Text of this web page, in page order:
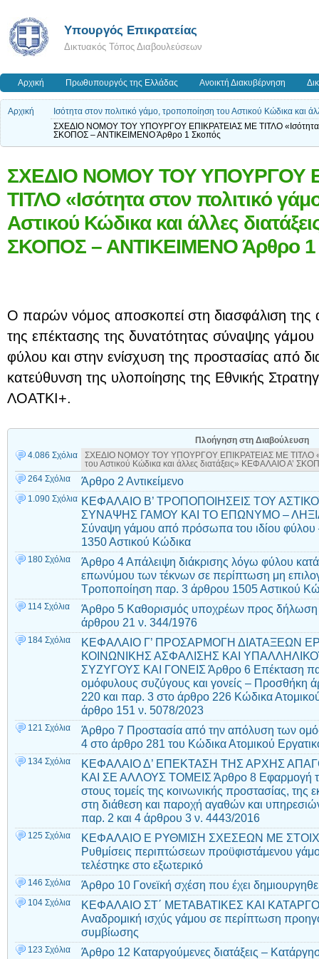
Υπουργός Επικρατείας
Δικτυακός Τόπος Διαβουλεύσεων
Αρχική Πρωθυπουργός της Ελλάδας Ανοικτή Διακυβέρνηση
Αρχική
Ισότητα στον πολιτικό γάμο, τροποποίηση του Αστικού Κώδικα και
ΣΧΕΔΙΟ ΝΟΜΟΥ ΤΟΥ ΥΠΟΥΡΓΟΥ ΕΠΙΚΡΑΤΕΙΑΣ ΜΕ ΤΙΤΛΟ «Ισότητα
ΣΚΟΠΟΣ – ΑΝΤΙΚΕΙΜΕΝΟ Άρθρο 1 Σκοπός
ΣΧΕΔΙΟ ΝΟΜΟΥ ΤΟΥ ΥΠΟΥΡΓΟΥ
ΤΙΤΛΟ «Ισότητα στον πολιτικό
Αστικού Κώδικα και άλλες
ΣΚΟΠΟΣ – ΑΝΤΙΚΕΙΜΕΝΟ Άρθρο 1
Ο παρών νόμος αποσκοπεί στη διασφάλιση της
της επέκτασης της δυνατότητας σύναψης
φύλου και στην ενίσχυση της προστασίας από
κατεύθυνση της υλοποίησης της Εθνικής
ΛΟΑΤΚΙ+.
Πλοήγηση στη Διαβούλευση
4.086 Σχόλια
ΣΧΕΔΙΟ ΝΟΜΟΥ ΤΟΥ ΥΠΟΥΡΓΟΥ ΕΠΙΚΡΑΤΕΙΑΣ ΜΕ ΤΙΤΛΟ
του Αστικού Κώδικα και άλλες διατάξεις» ΚΕΦΑΛΑΙΟ Α’
264 Σχόλια
Άρθρο 2 Αντικείμενο
1.090 Σχόλια ΚΕΦΑΛΑΙΟ Β’ ΤΡΟΠΟΠΟΙΗΣΕΙΣ ΤΟΥ
ΣΥΝΑΨΗΣ ΓΑΜΟΥ ΚΑΙ ΤΟ ΕΠΩΝΥΜΟ –
Σύναψη γάμου από πρόσωπα του ιδίου
1350 Αστικού Κώδικα
180 Σχόλια
Άρθρο 4 Απάλειψη διάκρισης λόγω φύλου κατά
επωνύμου των τέκνων σε περίπτωση μη
Τροποποίηση παρ. 3 άρθρου 1505 Αστικού
114 Σχόλια
Άρθρο 5 Καθορισμός υποχρέων προς δήλωση
άρθρου 21 ν. 344/1976
184 Σχόλια
ΚΕΦΑΛΑΙΟ Γ’ ΠΡΟΣΑΡΜΟΓΗ ΔΙΑΤΑΞΕΩΝ
ΚΟΙΝΩΝΙΚΗΣ ΑΣΦΑΛΙΣΗΣ ΚΑΙ
ΣΥΖΥΓΟΥΣ ΚΑΙ ΓΟΝΕΙΣ Άρθρο 6 Επέκταση
ομόφυλους συζύγους και γονείς – Προσθήκη
220 και παρ. 3 στο άρθρο 226 Κώδικα
άρθρο 151 ν. 5078/2023
121 Σχόλια
Άρθρο 7 Προστασία από την απόλυση των
4 στο άρθρο 281 του Κώδικα Ατομικού
134 Σχόλια
ΚΕΦΑΛΑΙΟ Δ’ ΕΠΕΚΤΑΣΗ ΤΗΣ ΑΡΧΗΣ
ΚΑΙ ΣΕ ΑΛΛΟΥΣ ΤΟΜΕΙΣ Άρθρο 8 Εφαρμογή
στους τομείς της κοινωνικής προστασίας,
στη διάθεση και παροχή αγαθών και
παρ. 2 και 4 άρθρου 3 ν. 4443/2016
125 Σχόλια
ΚΕΦΑΛΑΙΟ Ε ΡΥΘΜΙΣΗ ΣΧΕΣΕΩΝ ΜΕ
Ρυθμίσεις περιπτώσεων προϋφιστάμενου
τελέστηκε στο εξωτερικό
146 Σχόλια Άρθρο 10 Γονεϊκή σχέση που έχει
104 Σχόλια
ΚΕΦΑΛΑΙΟ ΣΤ΄ ΜΕΤΑΒΑΤΙΚΕΣ ΚΑΙ
Αναδρομική ισχύς γάμου σε περίπτωση
συμβίωσης
123 Σχόλια Άρθρο 12 Καταργούμενες διατάξεις –